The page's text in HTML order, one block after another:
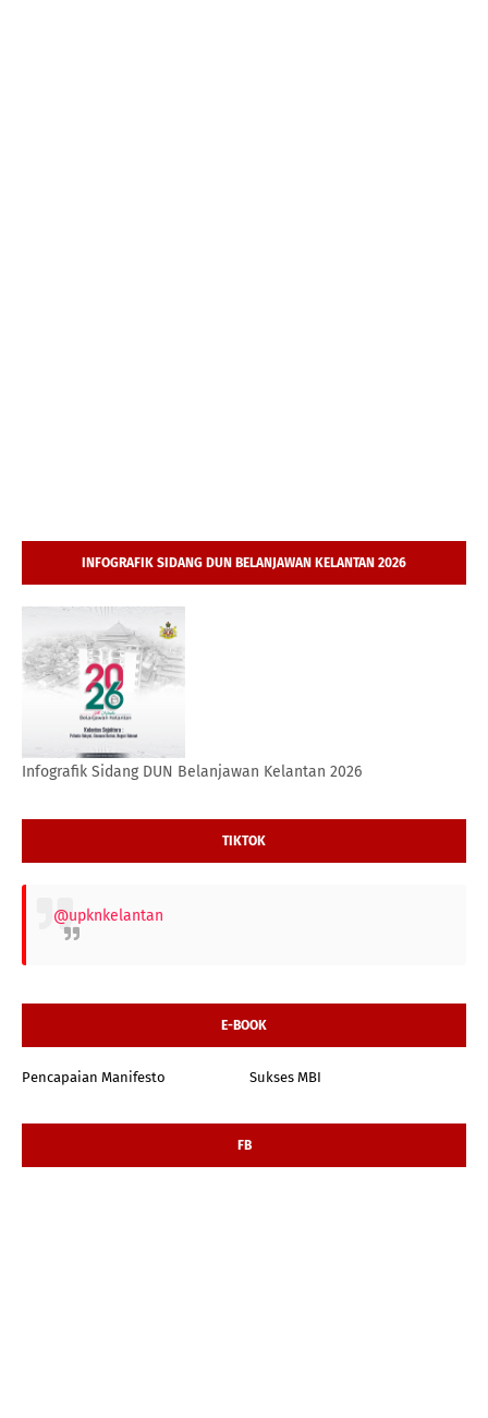
INFOGRAFIK SIDANG DUN BELANJAWAN KELANTAN 2026
Infografik Sidang DUN Belanjawan Kelantan 2026
TIKTOK
@upknkelantan
E-BOOK
Pencapaian Manifesto Sukses MBI
FB